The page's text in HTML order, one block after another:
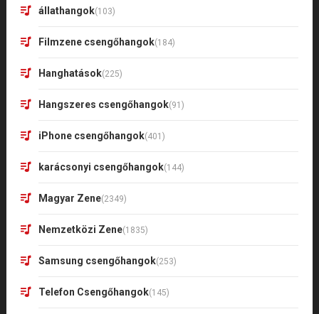
állathangok(103)
Filmzene csengőhangok(184)
Hanghatások(225)
Hangszeres csengőhangok(91)
iPhone csengőhangok(401)
karácsonyi csengőhangok(144)
Magyar Zene(2349)
Nemzetközi Zene(1835)
Samsung csengőhangok(253)
Telefon Csengőhangok(145)